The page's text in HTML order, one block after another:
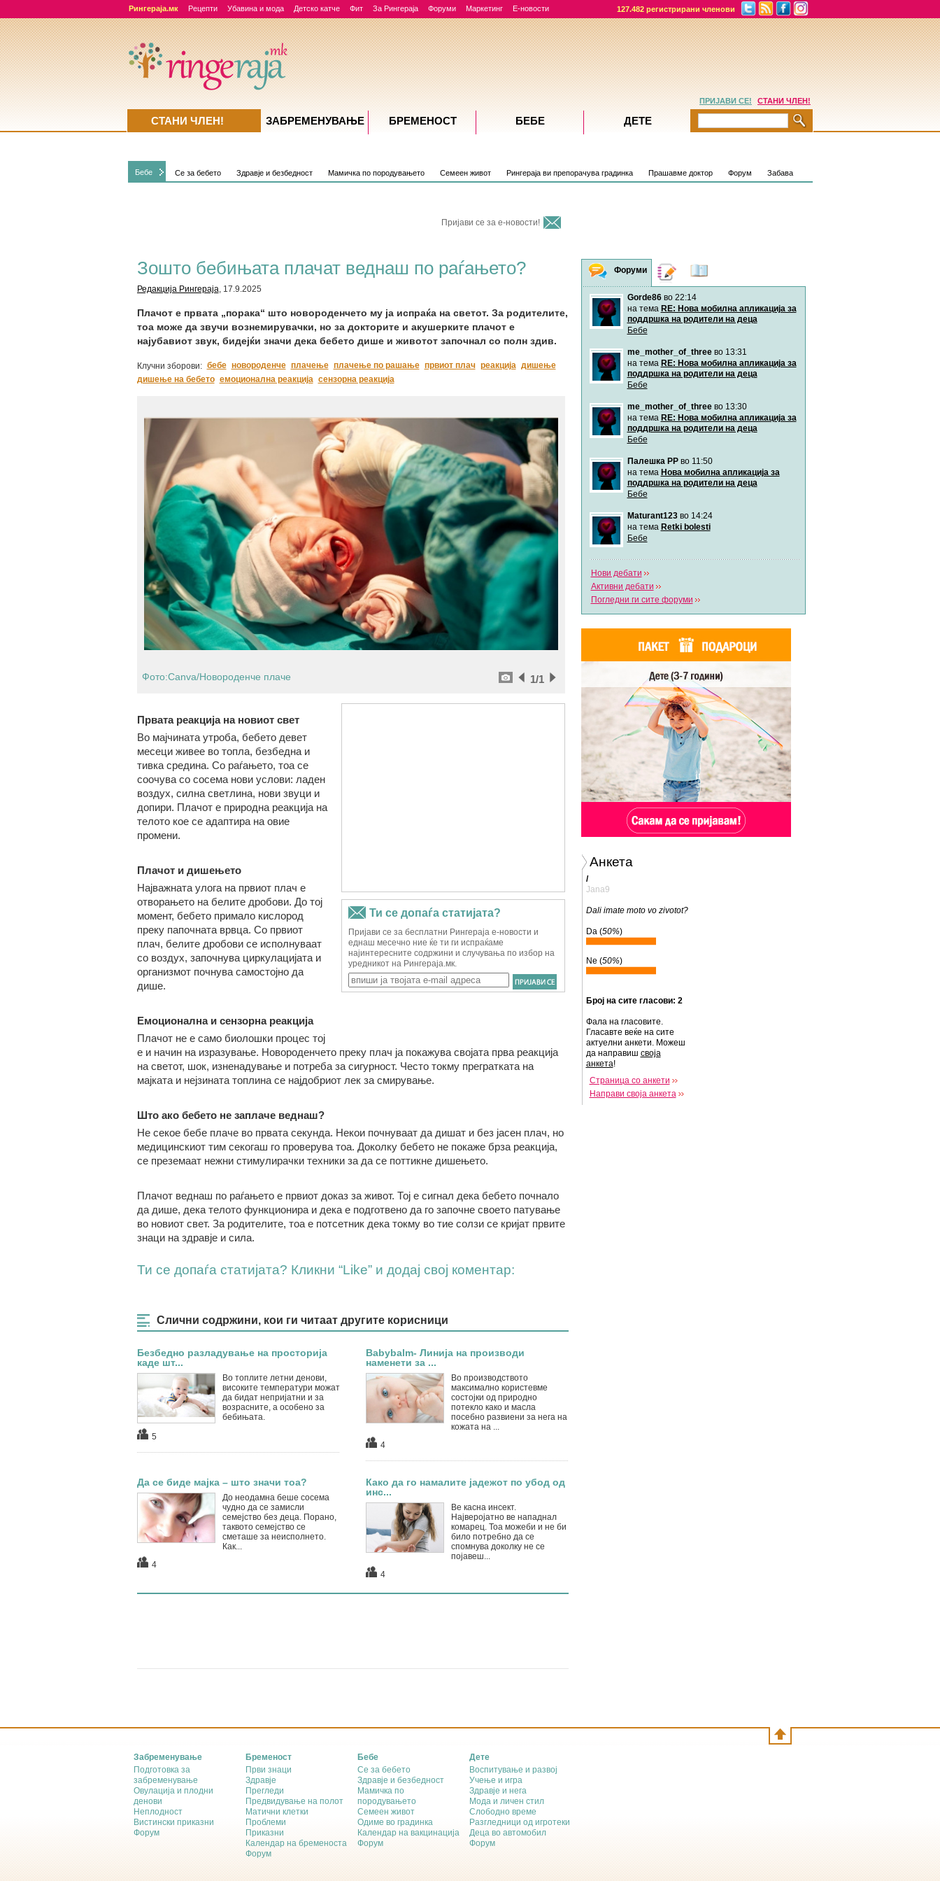
Рингераја.мк Рецепти Убавина и мода Детско катче Фит За Рингераја Форуми Маркетинг Е-новости 127.482 регистрирани членови
Бебе Се за бебето Здравје и безбедност Мамичка по породувањето Семеен живот Рингераја ви препорачува градинка Прашавме доктор Форум Забава
Пријави се за е-новости!
Зошто бебињата плачат веднаш по раѓањето?
Редакција Рингераја, 17.9.2025
Плачот е првата „порака“ што новороденчето му ја испраќа на светот. За родителите,
тоа може да звучи вознемирувачки, но за докторите и акушерките плачот е
најубавиот звук, бидејќи значи дека бебето дише и животот започнал со полн здив.
Клучни зборови: бебе новороденче плачење плачење по рашање првиот плач реакција дишење
дишење на бебето емоционална реакција сензорна реакција
Фото:Canva/Новороденче плаче /1
1
Првата реакција на новиот свет
Во мајчината утроба, бебето девет
месеци живее во топла, безбедна и
тивка средина. Со раѓањето, тоа се
соочува со сосема нови услови: ладен
воздух, силна светлина, нови звуци и
допири. Плачот е природна реакција на
телото кое се адаптира на овие
промени.
Плачот и дишењето
Најважната улога на првиот плач е
отворањето на белите дробови. До тој
момент, бебето примало кислород
преку папочната врвца. Со првиот
плач, белите дробови се исполнуваат
со воздух, започнува циркулацијата и
организмот почнува самостојно да
дише.
Емоционална и сензорна реакција
Плачот не е само биолошки процес тој
е и начин на изразување. Новороденчето преку плач ја покажува својата прва реакција
на светот, шок, изненадување и потреба за сигурност. Често токму прегратката на
мајката и нејзината топлина се најдобриот лек за смирување.
Што ако бебето не заплаче веднаш?
Не секое бебе плаче во првата секунда. Некои почнуваат да дишат и без јасен плач, но
медицинскиот тим секогаш го проверува тоа. Доколку бебето не покаже брза реакција,
се преземаат нежни стимулирачки техники за да се поттикне дишењето.
Плачот веднаш по раѓањето е првиот доказ за живот. Тој е сигнал дека бебето почнало
да дише, дека телото функционира и дека е подготвено да го започне своето патување
во новиот свет. За родителите, тоа е потсетник дека токму во тие солзи се кријат првите
знаци на здравје и сила.
Ти се допаѓа статијата? Кликни “Like” и додај свој коментар:
Слични содржини, кои ги читаат другите корисници
Безбедно разладување на просторија
каде шт...
Во топлите летни денови,
високите температури можат
да бидат непријатни и за
возрасните, а особено за
бебињата.
5
Babybalm- Линија на производи
наменети за ...
Во производството
максимално користевме
состојки од природно
потекло како и масла
посебно развиени за нега на
кожата на ...
4
Да се биде мајка – што значи тоа?
До неодамна беше сосема
чудно да се замисли
семејство без деца. Порано,
таквото семејство се
сметаше за неисполнето.
Как...
4
Како да го намалите јадежот по убод од
инс...
Ве касна инсект.
Најверојатно ве нападнал
комарeц. Тоа можеби и не би
било потребно да се
спомнува доколку не се
појавеш...
4
Форуми Дневници
Gorde86во 22:14
на тема RE: Нова мобилна апликација за
поддршка на родители на деца
Бебе
me_mother_of_threeво 13:31
на тема RE: Нова мобилна апликација за
поддршка на родители на деца
Бебе
me_mother_of_threeво 13:30
на тема RE: Нова мобилна апликација за
поддршка на родители на деца
Бебе
Палешка РРво 11:50
на тема Нова мобилна апликација за
поддршка на родители на деца
Бебе
Maturant123во 14:24
на тема Retki bolesti
Бебе
Нови дебати
Активни дебати
Погледни ги сите форуми
Анкета
/
Jana9
Dali imate moto vo zivotot?
Da (50%)
Ne (50%)
Број на сите гласови: 2
Фала на гласовите.
Гласавте веќе на сите
актуелни анкети. Можеш
да направиш своја
анкета!
Страница со анкети
Направи своја анкета
ПРИЈАВИ СЕ! СТАНИ ЧЛЕН!
СТАНИ ЧЛЕН! ЗАБРЕМЕНУВАЊE БРЕМЕНОСТ БЕБЕ ДЕТЕ
Забременување
Подготовка за
забременување
Овулација и плодни
денови
Неплодност
Вистински приказни
Форум
Бременост
Први знаци
Здравје
Прегледи
Предвидување на полот
Матични клетки
Проблеми
Приказни
Календар на бременоста
Форум
Бебе
Се за бебето
Здравје и безбедност
Мамичка по
породувањето
Семеен живот
Одиме во градинка
Календар на вакцинација
Форум
Дете
Воспитување и развој
Учење и игра
Здравје и нега
Мода и личен стил
Слободно време
Разгледници од игротеки
Деца во автомобил
Форум